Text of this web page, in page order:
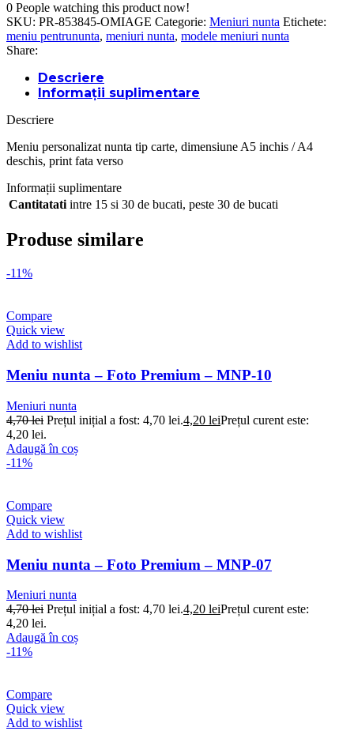
0 People watching this product now!
SKU: PR-853845-OMIAGE Categorie: Meniuri nunta Etichete:
meniu pentrununta, meniuri nunta, modele meniuri nunta
Share:
Descriere
Informații suplimentare
Descriere
Meniu personalizat nunta tip carte, dimensiune A5 inchis / A4
deschis, print fata verso
Informații suplimentare
Cantitatati intre 15 si 30 de bucati, peste 30 de bucati
Produse similare
-11%
Compare
Quick view
Add to wishlist
Meniu nunta – Foto Premium – MNP-10
Meniuri nunta
4,70lei Prețul inițial a fost: 4,70 lei.4,20 leiPrețul curent este:
4,20 lei.
Adaugă în coș
-11%
Compare
Quick view
Add to wishlist
Meniu nunta – Foto Premium – MNP-07
Meniuri nunta
4,70lei Prețul inițial a fost: 4,70 lei.4,20 leiPrețul curent este:
4,20 lei.
Adaugă în coș
-11%
Compare
Quick view
Add to wishlist